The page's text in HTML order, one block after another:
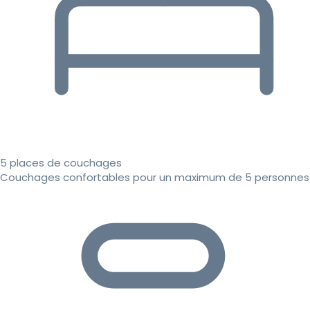
5 places de couchages
Couchages confortables pour un maximum de 5 personnes